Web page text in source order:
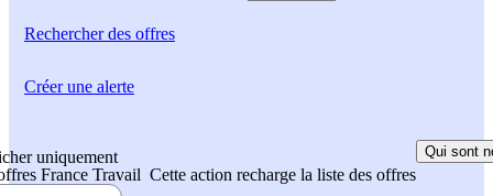
Rechercherdes offres
uniquement
France Travail Cette action recharge la liste des offres
Qui sont
Créer une alerte